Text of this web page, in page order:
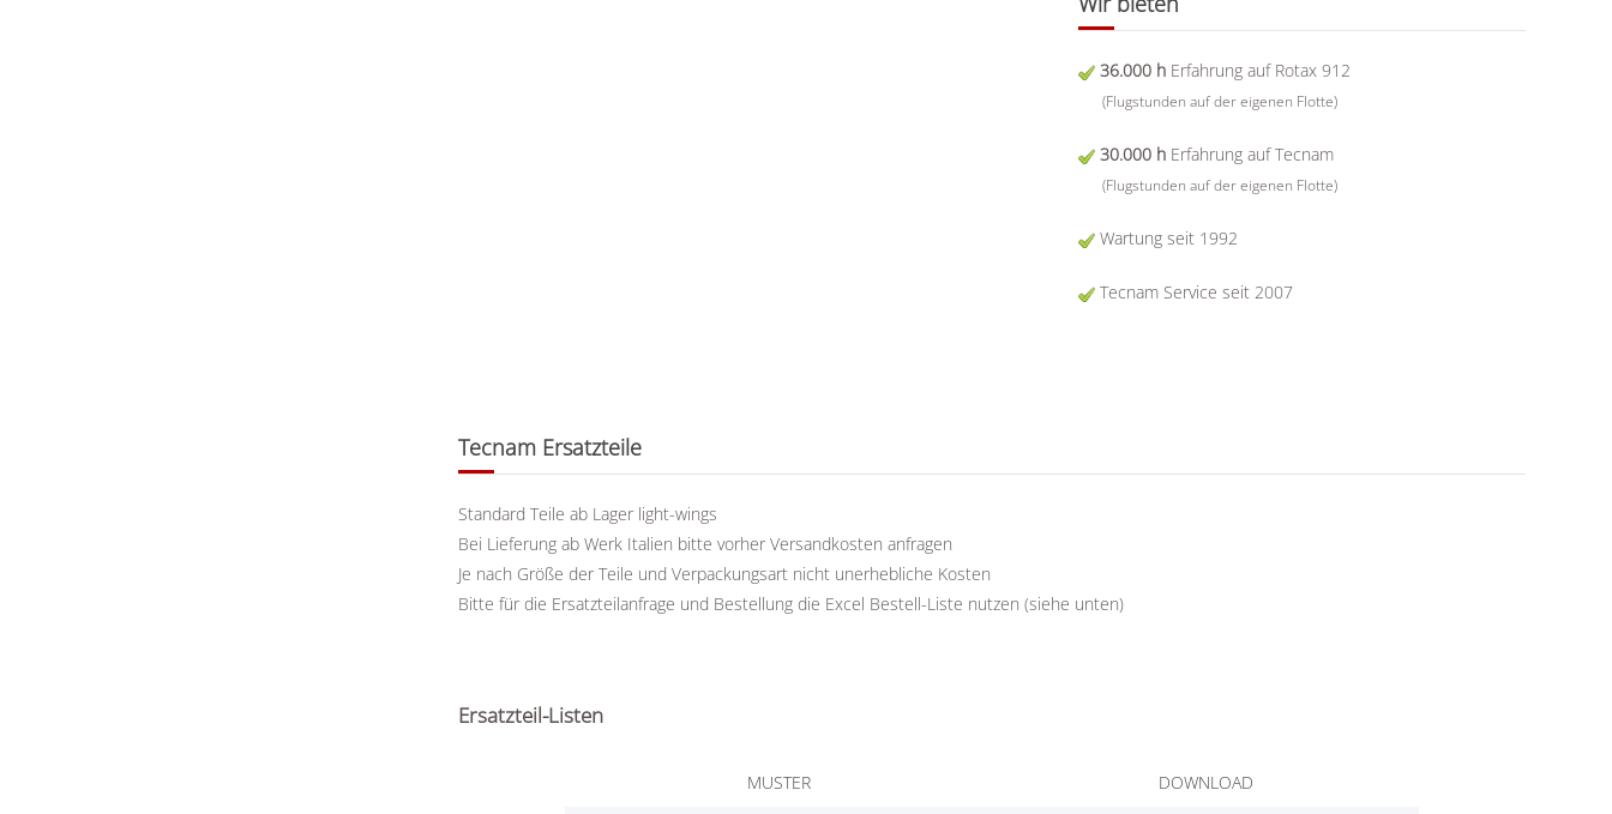
36.000 hErfahrung auf Rotax 912
(Flugstunden auf der eigenen Flotte)
30.000 hErfahrung auf Tecnam
(Flugstunden auf der eigenen Flotte)
Wartung seit 1992
Tecnam Service seit 2007
Tecnam Ersatzteile
Standard Teile ab Lager light-wings
Bei Lieferung ab Werk Italien bitte vorher Versandkosten anfragen
Je nach Größe der Teile und Verpackungsart nicht unerhebliche Kosten
Bitte für die Ersatzteilanfrage und Bestellung die Excel Bestell-Liste nutzen (siehe unten)
Ersatzteil-Listen
MUSTER DOWNLOAD